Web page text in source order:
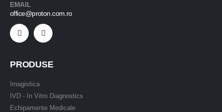
EMAIL
office@proton.com.ro
PRODUSE
Imagistica
IVD - In Vitro Diagnostics
Echipamente Medicale